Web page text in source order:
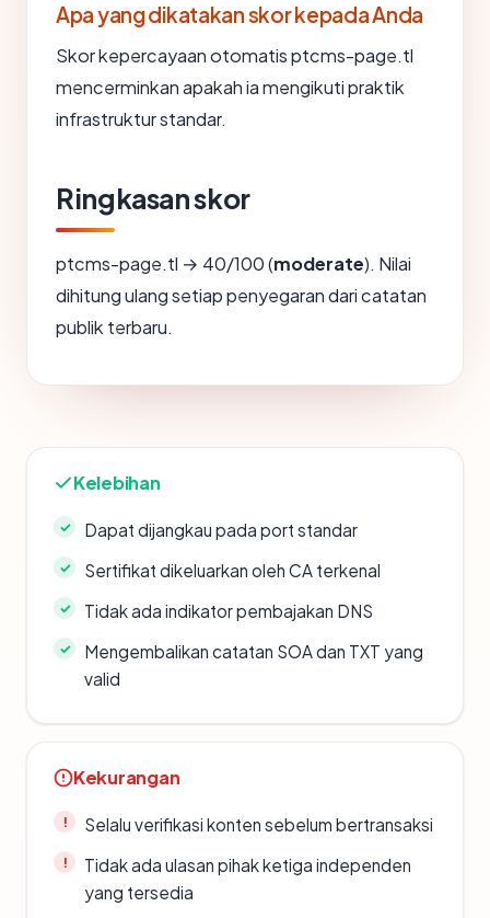
Apa yang dikatakan skor kepada Anda
Skor kepercayaan otomatis ptcms-page.tl
mencerminkan apakah ia mengikuti praktik
infrastruktur standar.
Ringkasan skor
ptcms-page.tl → 40/100 (moderate). Nilai
dihitung ulang setiap penyegaran dari catatan
publik terbaru.
Kelebihan
Dapat dijangkau pada port standar
Sertifikat dikeluarkan oleh CA terkenal
Tidak ada indikator pembajakan DNS
Mengembalikan catatan SOA dan TXT yang
valid
Kekurangan
Selalu verifikasi konten sebelum bertransaksi
Tidak ada ulasan pihak ketiga independen
yang tersedia